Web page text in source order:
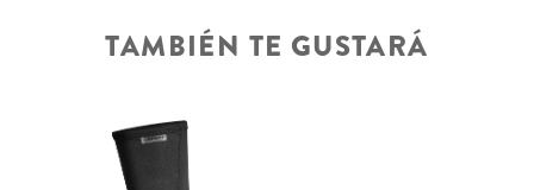
TAMBIÉN TE GUSTARÁ